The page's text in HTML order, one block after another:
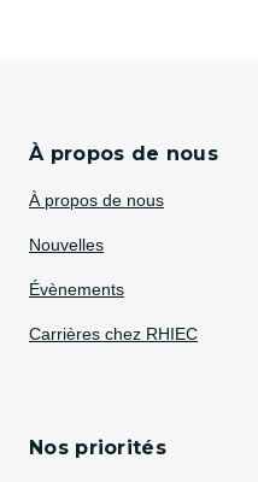
À propos de nous
À propos de nous
Nouvelles
Évènements
Carrières chez RHIEC
Nos priorités